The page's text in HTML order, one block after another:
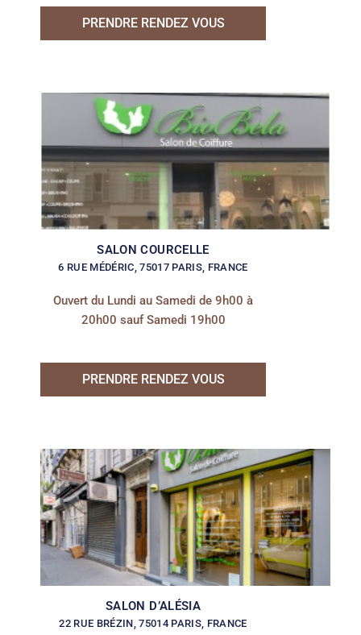
PRENDRE RENDEZ VOUS
SALON COURCELLE
6 RUE MÉDÉRIC, 75017 PARIS, FRANCE
Ouvert du Lundi au Samedi de 9h00 à
20h00 sauf Samedi 19h00
PRENDRE RENDEZ VOUS
SALON D’ALÉSIA
22 RUE BRÉZIN, 75014 PARIS, FRANCE